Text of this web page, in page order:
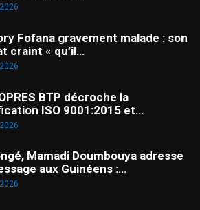
Fofana gravement malade : son
craint « qu’il…
BTP décroche la
ISO 9001:2015 et…
Mamadi Doumbouya adresse
aux Guinéens :…